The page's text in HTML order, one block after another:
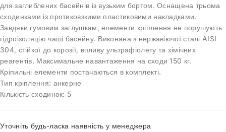
для заглиблених басейнів із вузьким бортом. Оснащена трьома
сходинками із протиковзкими пластиковими накладками.
Завдяки гумовим заглушкам, елементи кріплення не порушують
гідроізоляцію чаші басейну. Виконана з нержавіючої сталі AISI
304, стійкої до корозії, впливу ультрафіолету та хімічних
реагентів. Максимальне навантаження на сходи 150 кг.
Кріпильні елементи постачаються в комплекті.
Тип кріплення: анкерне
Кількість сходинок: 5
Уточніть будь-ласка наявність у менеджера